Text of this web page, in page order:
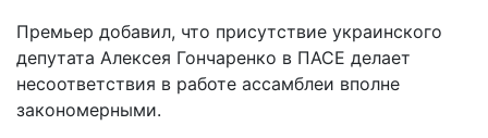
Премьер добавил, что присутствие украинского
депутата Алексея Гончаренко в ПАСЕ делает
несоответствия в работе ассамблеи вполне
закономерными.